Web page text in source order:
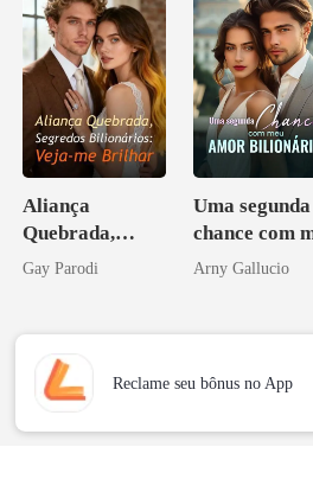
Aliança
Quebrada,
Segredos
Gay Parodi
Uma segunda
chance com
amor
Arny Gallucio
Reclame seu bônus no App